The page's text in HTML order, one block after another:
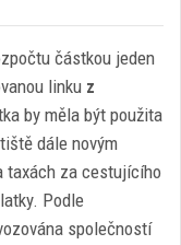
částkou jeden
linku z
by měla být použita
dále novým
taxách za cestujícího
Podle
společností